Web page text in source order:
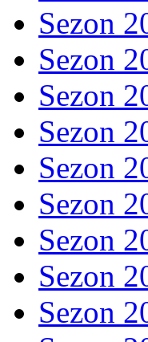
Sezon
Sezon
Sezon
Sezon
Sezon
Sezon
Sezon
Sezon
Sezon